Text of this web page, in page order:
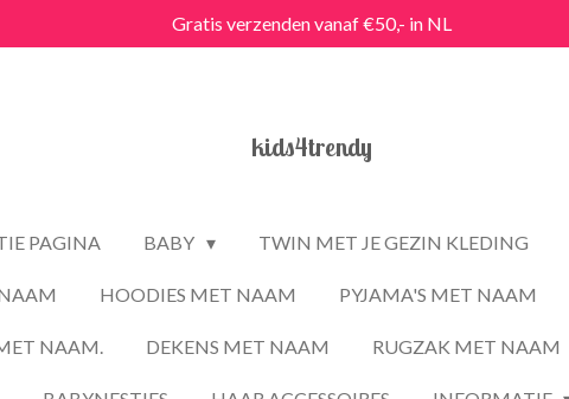
Gratis verzenden vanaf €50,- in NL
kids4trendy
PAGINA BABY TWIN MET JE GEZIN KLEDING
HOODIES MET NAAM PYJAMA'S MET NAAM
NAAM. DEKENS MET NAAM RUGZAK MET NAAM